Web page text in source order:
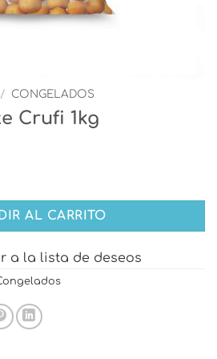
/ CONGELADOS
Crufi 1kg
cantidad
AL CARRITO
a la lista de deseos